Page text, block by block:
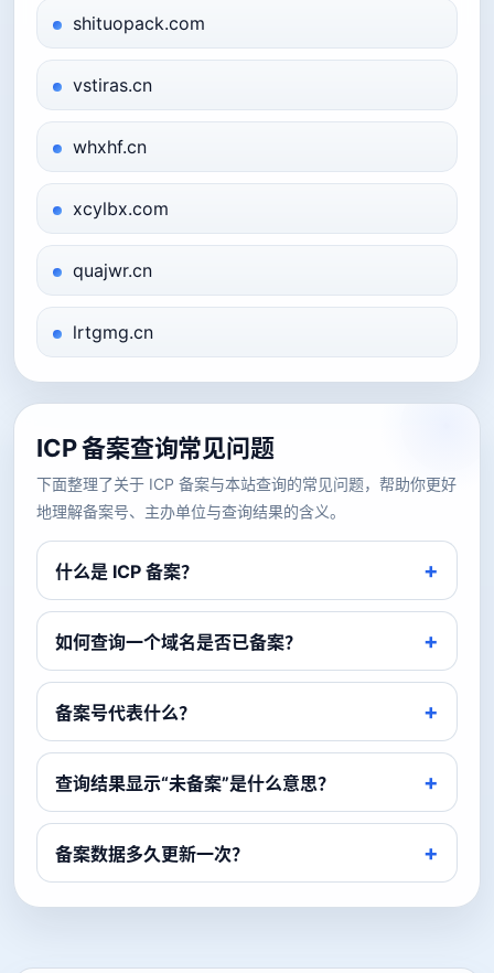
shituopack.com
vstiras.cn
whxhf.cn
xcylbx.com
quajwr.cn
lrtgmg.cn
ICP 备案查询常见问题
下面整理了关于 ICP 备案与本站查询的常见问题，帮助你更好
地理解备案号、主办单位与查询结果的含义。
什么是 ICP 备案？
如何查询一个域名是否已备案？
备案号代表什么？
查询结果显示“未备案”是什么意思？
备案数据多久更新一次？